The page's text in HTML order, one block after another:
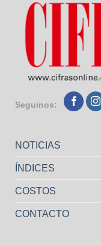
Seguinos:
NOTICIAS
ÍNDICES
COSTOS
CONTACTO